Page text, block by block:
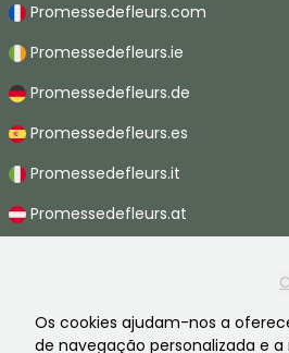
Os cookies ajudam-nos a
de navegação personalizada e a
Promessedefleurs.com
Promessedefleurs.ie
Promessedefleurs.de
Promessedefleurs.es
Promessedefleurs.it
Promessedefleurs.at
Promessedefleurs.ch